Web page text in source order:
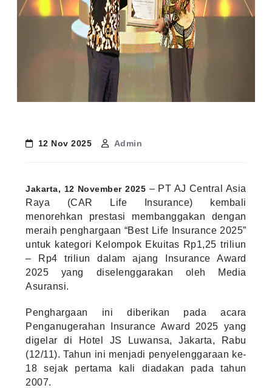
12 Nov 2025 Admin
Jakarta, 12 November 2025 – PT AJ Central Asia
Raya (CAR Life Insurance) kembali
menorehkan prestasi membanggakan dengan
meraih penghargaan “Best Life Insurance 2025”
untuk kategori Kelompok Ekuitas Rp1,25 triliun
– Rp4 triliun dalam ajang Insurance Award
2025 yang diselenggarakan oleh Media
Asuransi.
Penghargaan ini diberikan pada acara
Penganugerahan Insurance Award 2025 yang
digelar di Hotel JS Luwansa, Jakarta, Rabu
(12/11). Tahun ini menjadi penyelenggaraan ke-
18 sejak pertama kali diadakan pada tahun
2007.